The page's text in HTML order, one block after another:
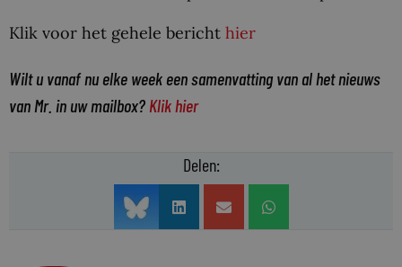
Klik voor het gehele bericht hier
Wilt u vanaf nu elke week een samenvatting van al het nieuws
van Mr. in uw mailbox? Klik hier
Delen: